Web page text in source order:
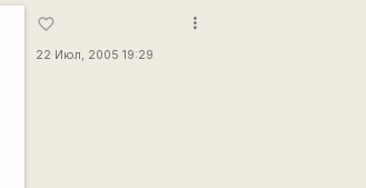
favorite_border
22 Июл, 2005 19:29
more_vert